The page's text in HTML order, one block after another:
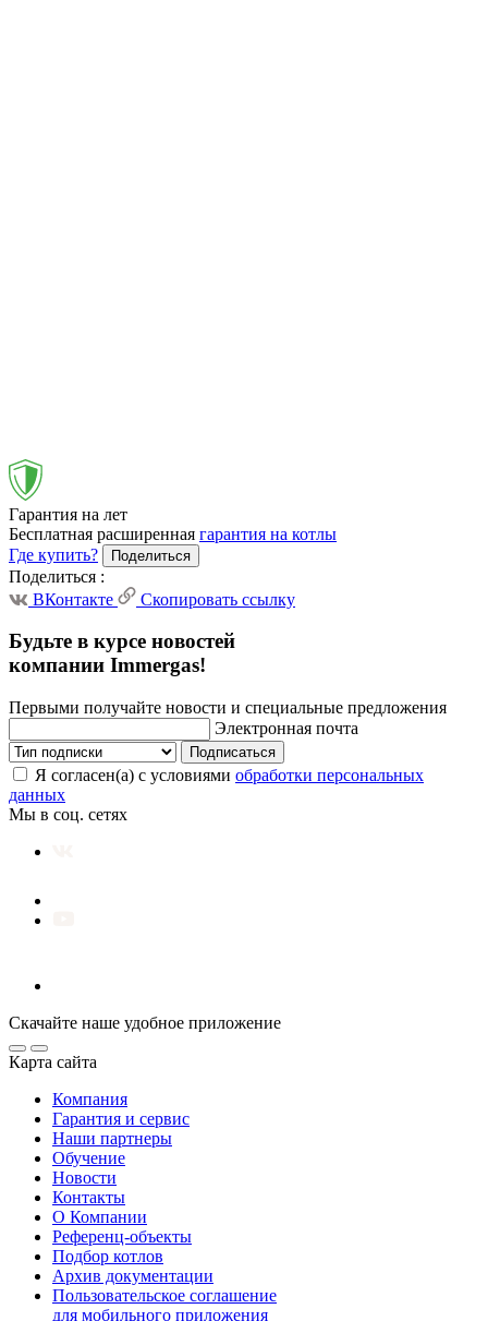
Гарантия на лет
Бесплатная расширенная гарантия на котлы
Где купить?
Поделиться
Поделиться :
ВКонтакте
Скопировать ссылку
Будьте в курсе новостей
компании Immergas!
Первыми получайте новости и специальные предложения
Электронная почта
Подписаться
Я согласен(а) с условиями обработки персональных
данных
Мы в соц. сетях
Скачайте наше удобное приложение
Карта сайта
Компания
Гарантия и сервис
Наши партнеры
Обучение
Новости
Контакты
О Компании
Референц-объекты
Подбор котлов
Архив документации
Пользовательское соглашение
для мобильного приложения